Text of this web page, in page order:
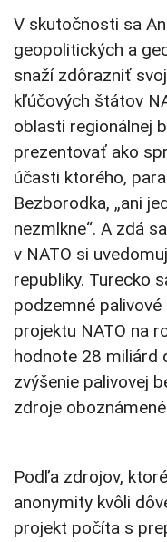
V skutočnosti sa
geopolitických a
snaží zdôrazniť
kľúčových štátov
oblasti regionálnej
prezentovať ako
účasti ktorého,
Bezborodka, „ani
nezmlkne“. A zdá
v NATO si
republiky. Turecko
podzemné
projektu NATO na
hodnote 28 miliárd
zvýšenie palivovej
zdroje
Podľa zdrojov,
anonymity kvôli
projekt počíta s